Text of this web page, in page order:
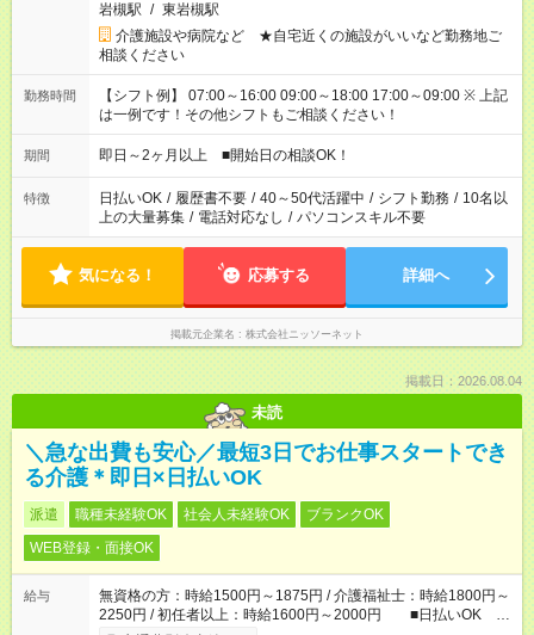
岩槻駅 / 東岩槻駅
介護施設や病院など ★自宅近くの施設がいいなど勤務地ご
相談ください
勤務時間
【シフト例】 07:00～16:00 09:00～18:00 17:00～09:00 ※ 上記
は一例です！その他シフトもご相談ください！
期間 即日～2ヶ月以上 ■開始日の相談OK！
特徴 日払いOK / 履歴書不要 / 40～50代活躍中 / シフト勤務 / 10名以
上の大量募集 / 電話対応なし / パソコンスキル不要
気になる！ 応募する 詳細へ
掲載元企業名 株式会社ニッソーネット
掲載日：2026.08.04
未読
＼急な出費も安心／最短3日でお仕事スタートでき
る介護＊即日×日払いOK
派遣 職種未経験OK 社会人未経験OK
ブランクOK
WEB登録・面接OK
給与
無資格の方：時給1500円～1875円 / 介護福祉士：時給1800円～
2250円 / 初任者以上：時給1600円～2000円 ■日払いOK ■